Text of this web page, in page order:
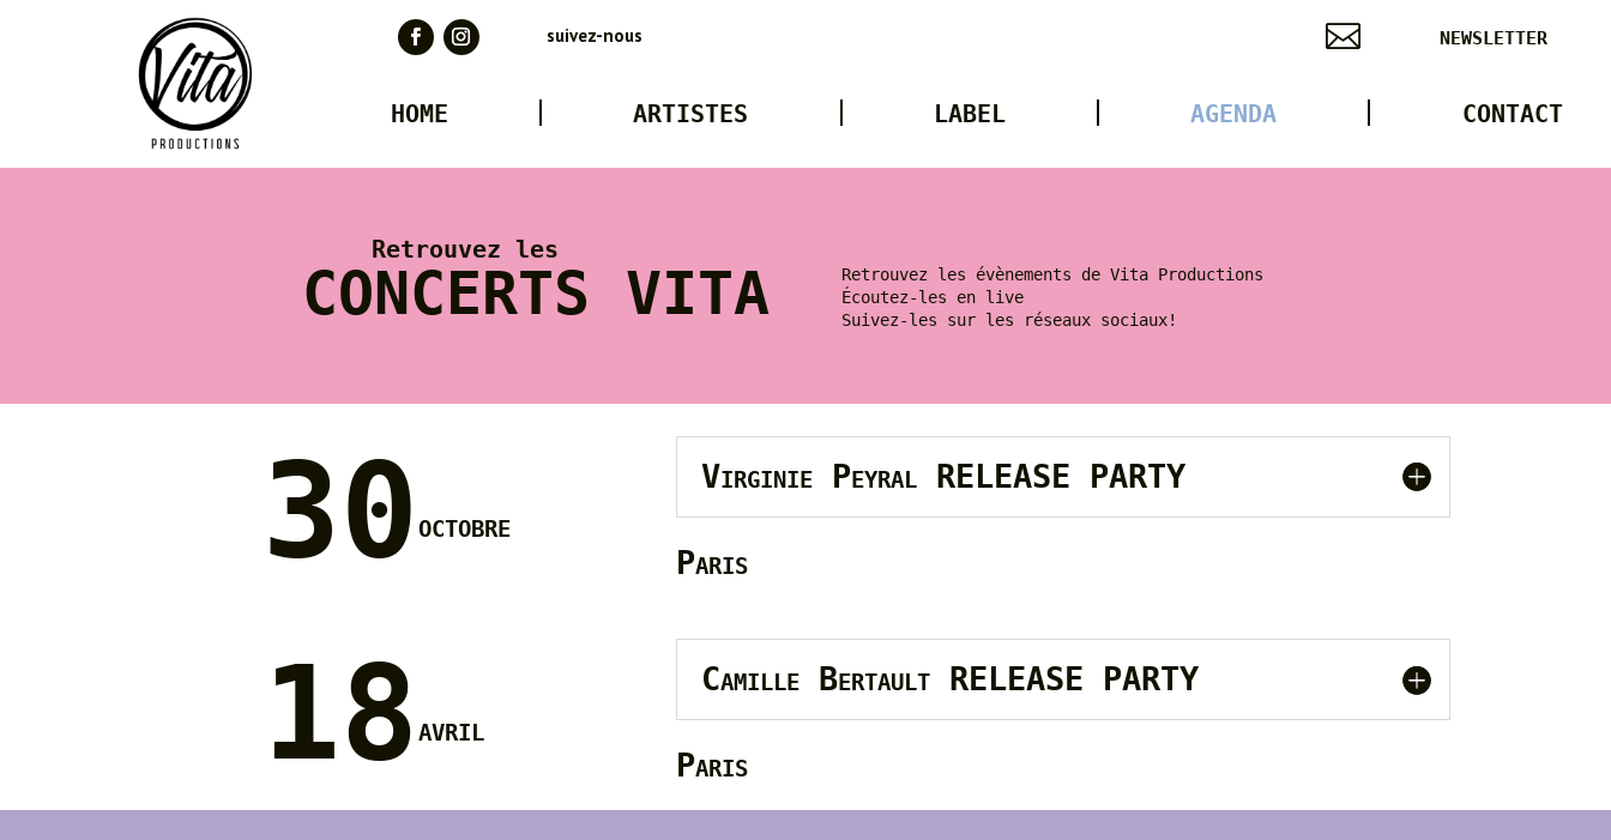
suivez-nous  NEWSLETTER
HOME ARTISTES LABEL AGENDA CONTACT
Retrouvez les
CONCERTS VITA
Retrouvez les évènements de Vita Productions
Écoutez-les en live
Suivez-les sur les réseaux sociaux!
30octobre
Virginie Peyral RELEASE PARTY
Paris
18avril
Camille Bertault RELEASE PARTY
Paris